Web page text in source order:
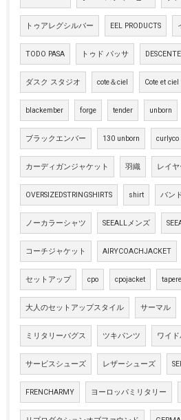
トゥアレグシルバー EEL PRODUCTS
TODO PASA トゥド パッサ
ダスク スタジオ cote＆ciel Cote et ciel
blackember forge tender unborn
ブラックエンバー 130 unborn curlyco
カーディガンジャケット 羽織 レイヤ
OVERSIZEDSTRINGSHIRTS shirt バン
ノーカラーシャツ SEEALLメンズ
コーチジャケット AIRYCOACHJACKET
セットアップ cpo cpojacket
大人のセットアップスタイル サーマル
ミリタリーバグス ツキパンツ ワイ
サービスシューズ レザーシューズ
FRENCHARMY ヨーロッパミリタリー